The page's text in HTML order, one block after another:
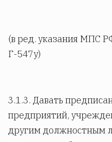
(в ред. указания МПС
Г-547у)
3.1.3. Давать
предприятий,
другим должностным